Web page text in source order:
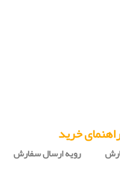
خرید
رویه ارسال سفارش